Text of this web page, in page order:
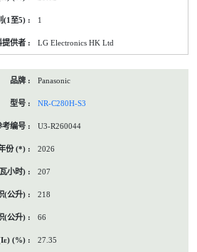
1
LG Electronics HK Ltd
Panasonic
NR-C280H-S3
U3-R260044
2026
207
218
66
27.35